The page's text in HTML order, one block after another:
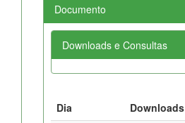
Documento
Downloads e Consultas
Dia Downloads